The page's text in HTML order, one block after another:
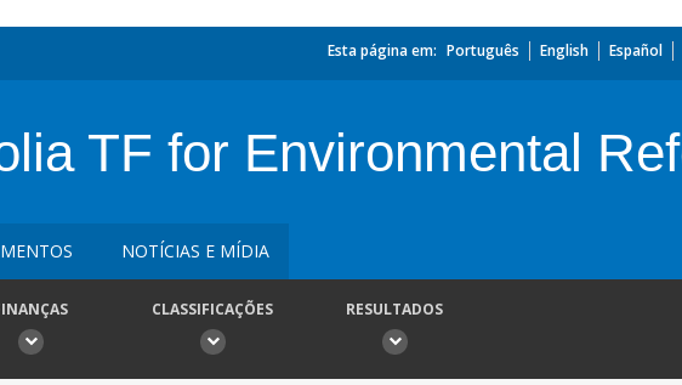
Esta página em: Português English Español
TF for Environmental
NOTÍCIAS E MÍDIA
CLASSIFICAÇÕES RESULTADOS